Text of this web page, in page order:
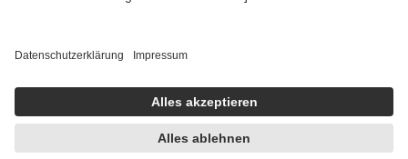
getroffen, um sicherzustellen, dass es sich um echte Bewertungen
https://help.etrusted.com/hc/de/articles/4419944605341
Einige Bilder und Inhalte wurden unter Zuhilfenahme künstlicher